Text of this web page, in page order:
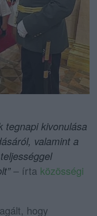
tegnapi kivonulása
valamint a
– írta közösségi
hogy